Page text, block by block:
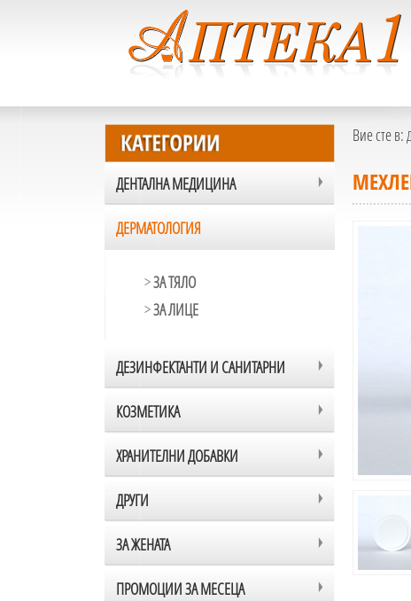
ДЕНТАЛНА МЕДИЦИНА
ДЕРМАТОЛОГИЯ
>ЗА ТЯЛО
>ЗА ЛИЦЕ
ДЕЗИНФЕКТАНТИ И САНИТАРНИ
КОЗМЕТИКА
ХРАНИТЕЛНИ ДОБАВКИ
ДРУГИ
ЗА ЖЕНАТА
ПРОМОЦИИ ЗА МЕСЕЦА
Вие сте в: